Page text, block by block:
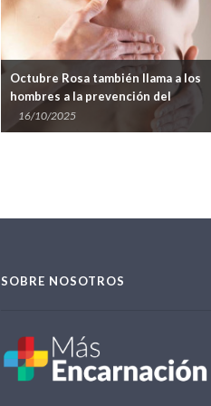
Octubre Rosa también llama a los
hombres a la prevención del
cáncer de mama
16/10/2025
SOBRE NOSOTROS